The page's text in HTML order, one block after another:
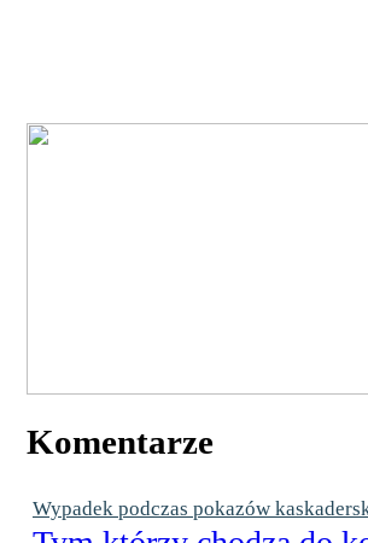
Komentarze
Wypadek podczas pokazów